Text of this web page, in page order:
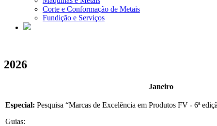
Corte e Conformação de Metais
Fundição e Serviços
2026
Janeiro
Especial: Pesquisa “Marcas de Excelência em Produtos FV - 6ª
Guias: